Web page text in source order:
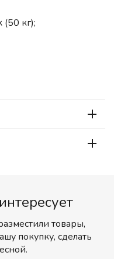
кг);
товары,
покупку, сделать